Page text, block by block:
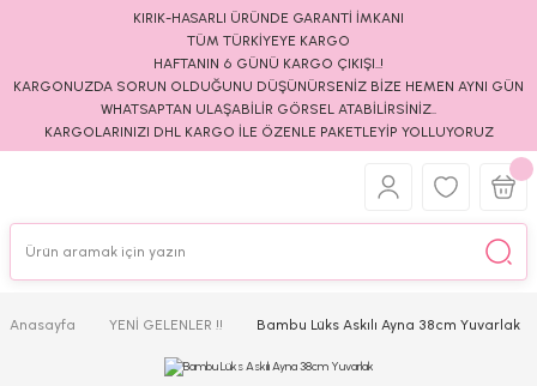
KIRIK-HASARLI ÜRÜNDE GARANTİ İMKANI
TÜM TÜRKİYEYE KARGO
HAFTANIN 6 GÜNÜ KARGO ÇIKIŞI..!
KARGONUZDA SORUN OLDUĞUNU DÜŞÜNÜRSENİZ BİZE HEMEN AYNI GÜN
WHATSAPTAN ULAŞABİLİR GÖRSEL ATABİLİRSİNİZ..
KARGOLARINIZI DHL KARGO İLE ÖZENLE PAKETLEYİP YOLLUYORUZ
Anasayfa YENİ GELENLER !! Bambu Lüks Askılı Ayna 38cm Yuvarlak